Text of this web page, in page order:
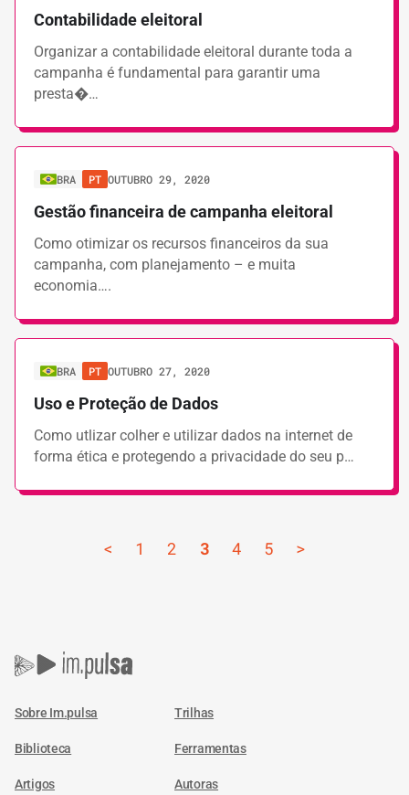
Contabilidade eleitoral
Organizar a contabilidade eleitoral durante toda a
campanha é fundamental para garantir uma
presta�…
BRA PT OUTUBRO 29, 2020
Gestão financeira de campanha eleitoral
Como otimizar os recursos financeiros da sua
campanha, com planejamento – e muita
economia….
BRA PT OUTUBRO 27, 2020
Uso e Proteção de Dados
Como utlizar colher e utilizar dados na internet de
forma ética e protegendo a privacidade do seu p…
< 1 2 3 4 5 >
Sobre Im.pulsa Trilhas
Biblioteca Ferramentas
Artigos Autoras